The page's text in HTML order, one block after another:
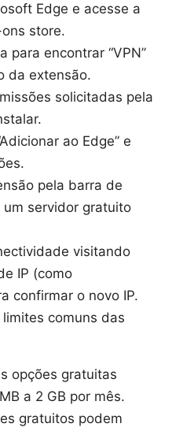
Edge e acesse a
store.
para encontrar “VPN”
da extensão.
solicitadas pela
ao Edge” e
pela barra de
servidor gratuito
visitando
IP (como
confirmar o novo IP.
comuns das
opções gratuitas
a 2 GB por mês.
gratuitos podem